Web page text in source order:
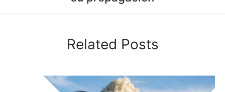
Related Posts